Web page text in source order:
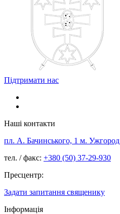
Підтримати нас
Наші контакти
пл. А. Бачинського, 1 м. Ужгород
тел. / факс: +380 (50) 37-29-930
Пресцентр:
Задати запитання священику
Інформація